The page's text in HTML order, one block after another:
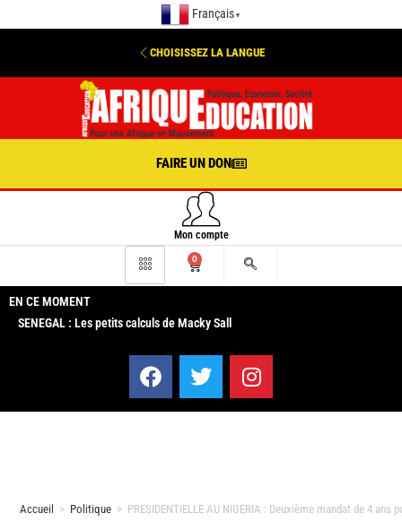
Français ▼
CHOISISSEZ LA LANGUE
FAIRE UN DON
Mon compte
0
EN CE MOMENT
SENEGAL : Les petits calculs de Macky Sall
Accueil > Politique > PRESIDENTIELLE AU NIGERIA : Deuxième mandat de 4